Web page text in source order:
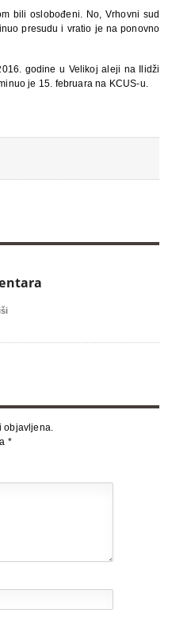
bili oslobođeni. No, Vrhovni sud
presudu i vratio je na ponovno
godine u Velikoj aleji na Ilidži
je 15. februara na KCUS-u.
objavljena.
*